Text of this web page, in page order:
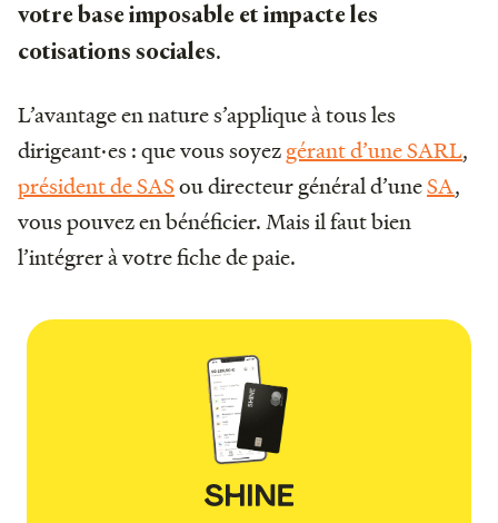
votre base imposable et impacte les
cotisations sociales.
L’avantage en nature s’applique à tous les
dirigeant·es : que vous soyezgérant d’une SARL,
président de SASou directeur général d’uneSA,
vous pouvez en bénéficier. Mais il faut bien
l’intégrer à votre fiche de paie.